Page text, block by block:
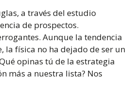
a través del estudio
de prospectos.
Aunque la tendencia
la física no ha dejado de ser un
opinas tú de la estrategia
más a nuestra lista? Nos